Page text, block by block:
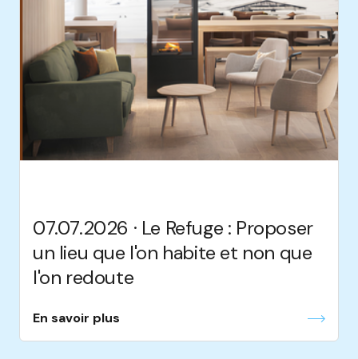
07.07.2026 · Le Refuge : Proposer
un lieu que l'on habite et non que
l'on redoute
En savoir plus